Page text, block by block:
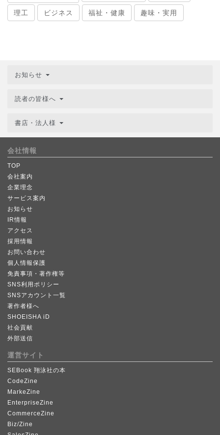
理工 ビジネス 福祉・健康 趣味・実用
お知らせ
読者の皆様へ
書店・法人様
会社情報
TOP
会社案内
企業理念
サービス案内
お知らせ
IR情報
アクセス
採用情報
お問い合わせ
個人情報保護
免責事項・著作権等
SNS利用ポリシー
SNSアカウント一覧
著作者様へ
SHOEISHA iD
社会貢献
外部送信
運営サイト
SEBook 翔泳社の本
CodeZine
MarkeZine
EnterpriseZine
CommerceZine
Biz/Zine